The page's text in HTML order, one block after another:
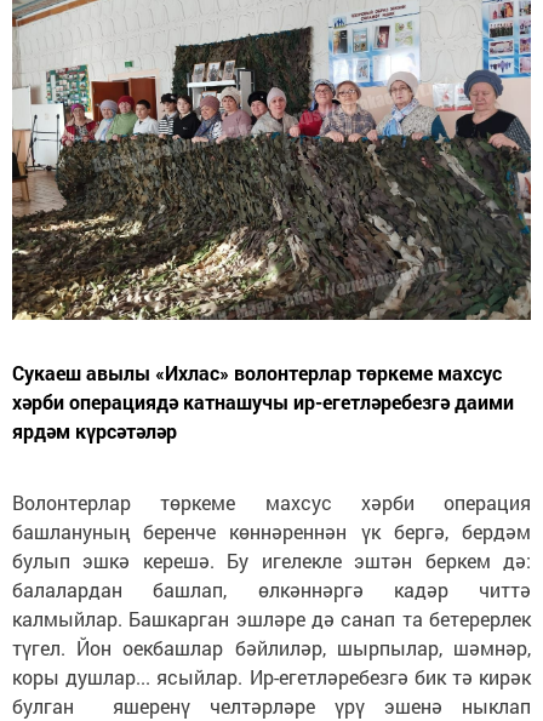
Сукаеш авылы «Ихлас» волонтерлар төркеме махсус
хәрби операциядә катнашучы ир-егетләребезгә даими
ярдәм күрсәтәләр
Волонтерлар төркеме махсус хәрби операция
башлануның беренче көннәреннән үк бергә, бердәм
булып эшкә керешә. Бу игелекле эштән беркем дә:
балалардан башлап, өлкәннәргә кадәр читтә
калмыйлар. Башкарган эшләре дә санап та бетерерлек
түгел. Йон оекбашлар бәйлиләр, шырпылар, шәмнәр,
коры душлар... ясыйлар. Ир-егетләребезгә бик тә кирәк
булган яшеренү челтәрләре үрү эшенә ныклап